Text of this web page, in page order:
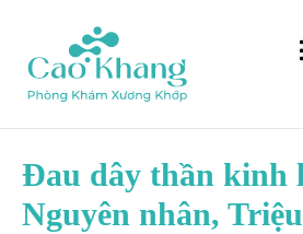
Đau dây thần kinh
Nguyên nhân,